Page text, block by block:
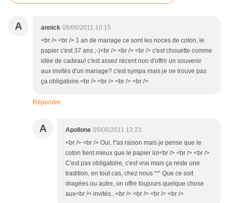
A annick 09/06/2011 10:15
<br /> <br /> 1 an de mariage ce sont les noces de coton, le
papier c'est 37 ans ;-)<br /> <br /> <br /> c'est chouette comme
idée de cadeau! c'est assez récent non d'offrir un souvenir
aux invités d'un mariage? c'est sympa mais je ne trouve pas
ça obligatoire.<br /> <br /> <br /> <br />
Répondre
A Apollone 09/06/2011 13:23
<br /> <br /> Oui, t"as raison mais je pense que le
coton tient mieux que le papier lol<br /> <br /> <br />
C'est pas obligatoire, c'est vrai mais ça reste une
tradition, en tout cas, chez nous ^^ Que ce soit
dragées ou autre, on offre toujours quelque chose
aux<br /> invités...<br /> <br /> <br /> <br />